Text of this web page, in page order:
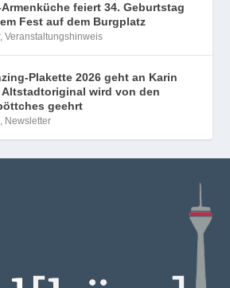
feiert 34. Geburtstag
Fest auf dem Burgplatz
,Veranstaltungshinweis
Plakette 2026 geht an Karin
Altstadtoriginal wird von den
geehrt
, Newsletter